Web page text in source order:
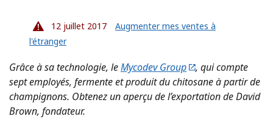
12 juillet 2017
Augmenter mes ventes à
l'étranger
Grâce à sa technologie, leMycodev Group
, qui compte
sept employés, fermente et produit du chitosane à partir de
champignons. Obtenez un aperçu de l’exportation de David
Brown, fondateur.